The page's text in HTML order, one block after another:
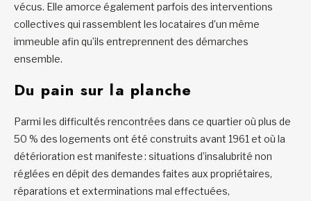
vécus. Elle amorce également parfois des interventions
collectives qui rassemblent les locataires d’un même
immeuble afin qu’ils entreprennent des démarches
ensemble.
Du pain sur la planche
Parmi les difficultés rencontrées dans ce quartier où plus de
50 % des logements ont été construits avant 1961 et où la
détérioration est manifeste : situations d’insalubrité non
réglées en dépit des demandes faites aux propriétaires,
réparations et exterminations mal effectuées,